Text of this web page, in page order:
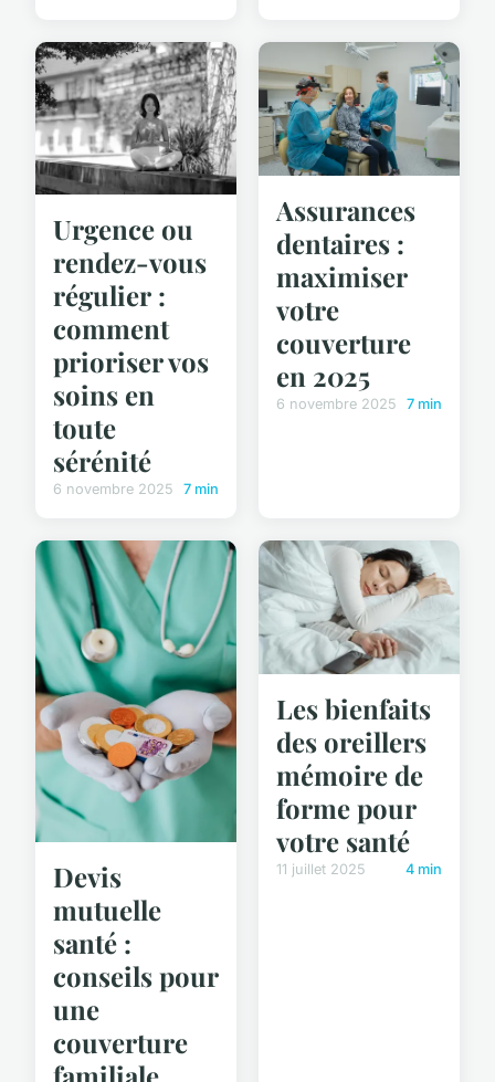
Urgence ou
rendez-vous
régulier :
comment
prioriser vos
soins en
toute
sérénité
6 novembre 2025 7 min
Assurances
dentaires :
maximiser
votre
couverture
en 2025
6 novembre 2025 7 min
Devis
mutuelle
santé :
conseils pour
une
couverture
familiale
Les bienfaits
des oreillers
mémoire de
forme pour
votre santé
11 juillet 2025 4 min